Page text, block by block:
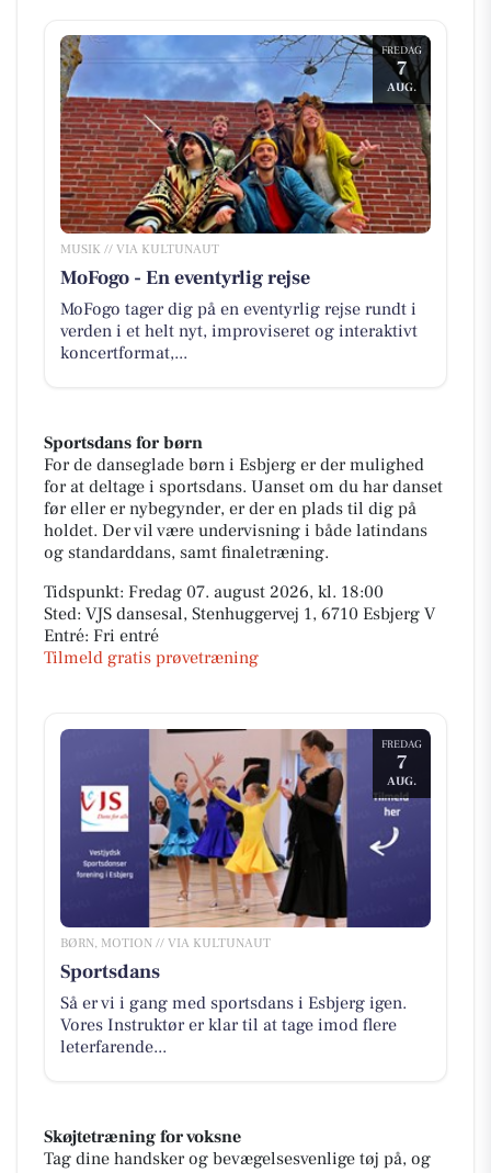
FREDAG
7
AUG.
MUSIK // VIA KULTUNAUT
MoFogo - En eventyrlig rejse
MoFogo tager dig på en eventyrlig rejse rundt i
verden i et helt nyt, improviseret og interaktivt
koncertformat,...
Sportsdans for børn
For de danseglade børn i Esbjerg er der mulighed
for at deltage i sportsdans. Uanset om du har danset
før eller er nybegynder, er der en plads til dig på
holdet. Der vil være undervisning i både latindans
og standarddans, samt finaletræning.
Tidspunkt: Fredag 07. august 2026, kl. 18:00
Sted: VJS dansesal, Stenhuggervej 1, 6710 Esbjerg V
Entré: Fri entré
Tilmeld gratis prøvetræning
FREDAG
7
AUG.
BØRN, MOTION // VIA KULTUNAUT
Sportsdans
Så er vi i gang med sportsdans i Esbjerg igen.
Vores Instruktør er klar til at tage imod flere
leterfarende...
Skøjtetræning for voksne
Tag dine handsker og bevægelsesvenlige tøj på, og